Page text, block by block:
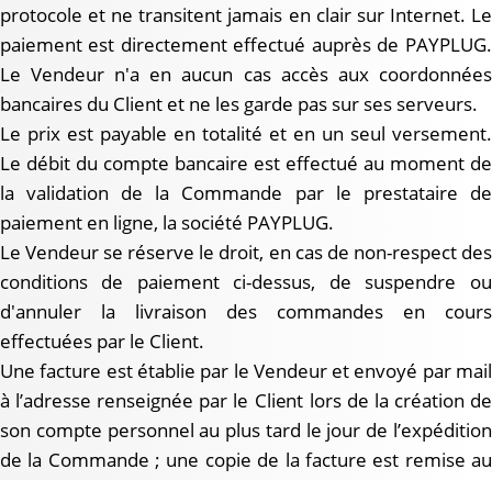
protocole et ne transitent jamais en clair sur Internet. Le
paiement est directement effectué auprès de PAYPLUG.
Le Vendeur n'a en aucun cas accès aux coordonnées
bancaires du Client et ne les garde pas sur ses serveurs.
Le prix est payable en totalité et en un seul versement.
Le débit du compte bancaire est effectué au moment de
la validation de la Commande par le prestataire de
paiement en ligne, la société PAYPLUG.
Le Vendeur se réserve le droit, en cas de non-respect des
conditions de paiement ci-dessus, de suspendre ou
d'annuler la livraison des commandes en cours
effectuées par le Client.
Une facture est établie par le Vendeur et envoyé par mail
à l’adresse renseignée par le Client lors de la création de
son compte personnel au plus tard le jour de l’expédition
de la Commande ; une copie de la facture est remise au